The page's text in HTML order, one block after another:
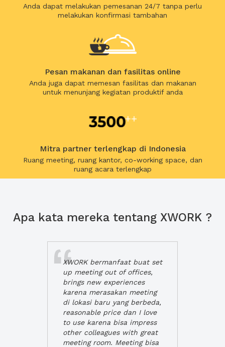
Anda dapat melakukan pemesanan 24/7 tanpa perlu
melakukan konfirmasi tambahan
Pesan makanan dan fasilitas online
Anda juga dapat memesan fasilitas dan makanan
untuk menunjang kegiatan produktif anda
Mitra partner terlengkap di Indonesia
Ruang meeting, ruang kantor, co-working space, dan
ruang acara terlengkap
Apa kata mereka tentang XWORK ?
XWORK bermanfaat buat set
up meeting out of offices,
brings new experiences
karena merasakan meeting
di lokasi baru yang berbeda,
reasonable price dan I love
to use karena bisa impress
other colleagues with great
meeting room. Meeting bisa